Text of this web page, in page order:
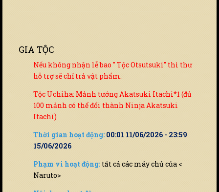
GIA TỘC
Nếu không nhận lễ bao " Tộc Otsutsuki" thì thư
hỗ trợ sẽ chỉ trả vật phẩm.
Tộc Uchiha: Mảnh tướng Akatsuki Itachi*1 (đủ
100 mảnh có thể đổi thành Ninja Akatsuki
Itachi)
Thời gian hoạt động: 00:01 11/06/2026 - 23:59
15/06/2026
Phạm vi hoạt động: tất cả các máy chủ của <
Naruto>